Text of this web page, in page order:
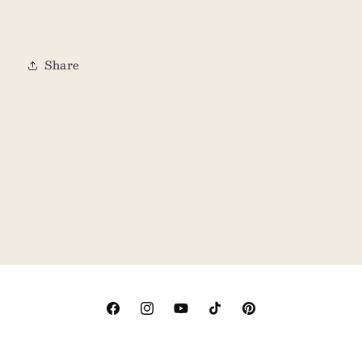
Share
FacebookInstagramYouTubeTikTokPinterest